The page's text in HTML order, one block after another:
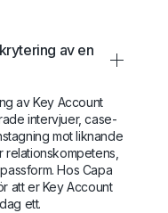
av en
av Key Account
intervjuer, case-
mot liknande
relationskompetens,
Hos Capa
att er Key Account
ett.